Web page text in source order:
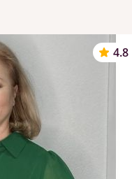
4.8